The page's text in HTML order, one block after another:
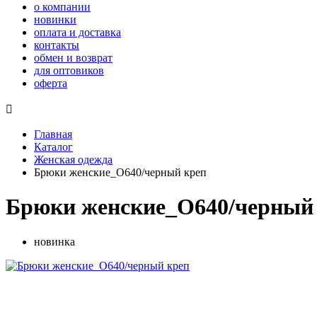
о компании
новинки
оплата и доставка
контакты
обмен и возврат
для оптовиков
оферта

Главная
Каталог
Женская одежда
Брюки женские_О640/черный креп
Брюки женские_О640/черный
новинка